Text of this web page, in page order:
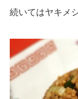
続いてはヤキメ